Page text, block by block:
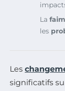
La faim
les
Les
significatifs